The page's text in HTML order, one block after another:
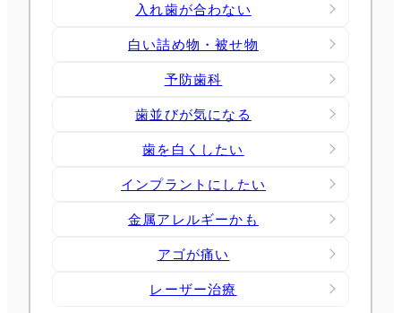
入れ歯が合わない
白い詰め物・被せ物
予防歯科
歯並びが気になる
歯を白くしたい
インプラントにしたい
金属アレルギーかも
アゴが痛い
レーザー治療